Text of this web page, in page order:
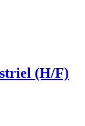
(H/F)